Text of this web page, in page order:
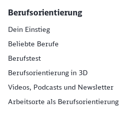
Berufsorientierung
Dein Einstieg
Beliebte Berufe
Berufstest
Berufsorientierung in 3D
Videos, Podcasts und Newsletter
Arbeitsorte als Berufsorientierung